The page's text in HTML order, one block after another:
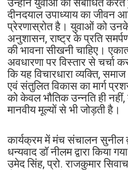
उन्होंने युवाओं को संबोधित करते
दीनदयाल उपाध्याय का
प्रेरणास्रोत है। युवाओं को उनके
अनुशासन, राष्ट्र के प्रति
की भावना सीखनी चाहिए।
अवधारणा पर विस्तार से चर्चा
कि यह विचारधारा व्यक्ति,
एवं संतुलित विकास का मार्ग
को केवल भौतिक उन्नति ही
मानवीय मूल्यों से भी जोड़ती है।
कार्यक्रम में मंच संचालन सुनील
धन्यवाद डॉ नीलम द्वारा किया
उमेद सिंह, प्रो. राजकुमार